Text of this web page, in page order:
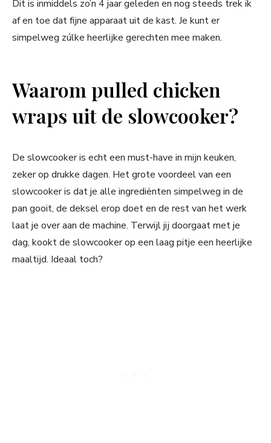
Dit is inmiddels zo’n 4 jaar geleden en nog steeds trek ik
af en toe dat fijne apparaat uit de kast. Je kunt er
simpelweg zúlke heerlijke gerechten mee maken.
Waarom pulled chicken
wraps uit de slowcooker?
De slowcooker is echt een must-have in mijn keuken,
zeker op drukke dagen. Het grote voordeel van een
slowcooker is dat je alle ingrediënten simpelweg in de
pan gooit, de deksel erop doet en de rest van het werk
laat je over aan de machine. Terwijl jij doorgaat met je
dag, kookt de slowcooker op een laag pitje een heerlijke
maaltijd. Ideaal toch?